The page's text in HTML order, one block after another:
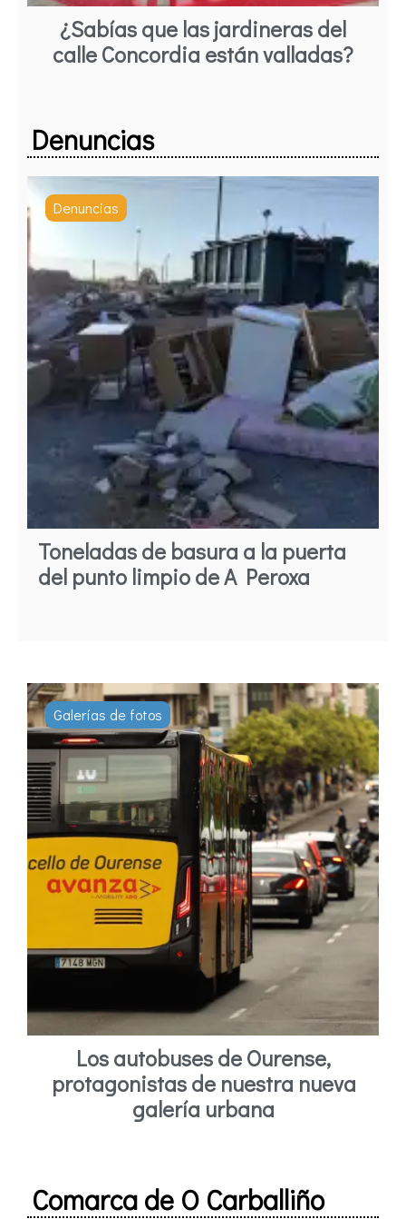
¿Sabías que las jardineras del
calle Concordia están valladas?
Denuncias
Denuncias
Toneladas de basura a la puerta
del punto limpio de A Peroxa
Galerías de fotos
Los autobuses de Ourense,
protagonistas de nuestra nueva
galería urbana
Comarca de O Carballiño